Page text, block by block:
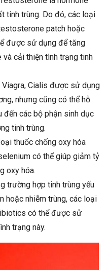
tinh trùng. Do đó, các loại
patch hoặc
được sử dụng để tăng
cải thiện tình trạng tinh
Viagra, Cialis được sử dụng
nhưng cũng có thể hỗ
các bộ phận sinh dục
tinh trùng.
thuốc chống oxy hóa
có thể giúp giảm tỷ
oxy hóa.
trường hợp tinh trùng yếu
hoặc nhiễm trùng, các loại
có thể được sử
trạng này.